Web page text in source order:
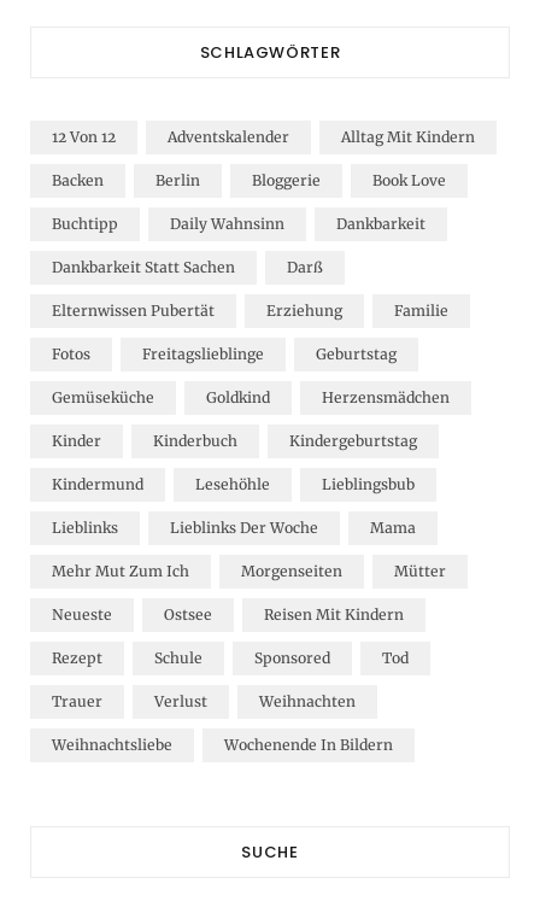
SCHLAGWÖRTER
12 Von 12 Adventskalender Alltag Mit Kindern
Backen Berlin Bloggerie Book Love
Buchtipp Daily Wahnsinn Dankbarkeit
Dankbarkeit Statt Sachen Darß
Elternwissen Pubertät Erziehung Familie
Fotos Freitagslieblinge Geburtstag
Gemüseküche Goldkind Herzensmädchen
Kinder Kinderbuch Kindergeburtstag
Kindermund Lesehöhle Lieblingsbub
Lieblinks Lieblinks Der Woche Mama
Mehr Mut Zum Ich Morgenseiten Mütter
Neueste Ostsee Reisen Mit Kindern
Rezept Schule Sponsored Tod
Trauer Verlust Weihnachten
Weihnachtsliebe Wochenende In Bildern
SUCHE